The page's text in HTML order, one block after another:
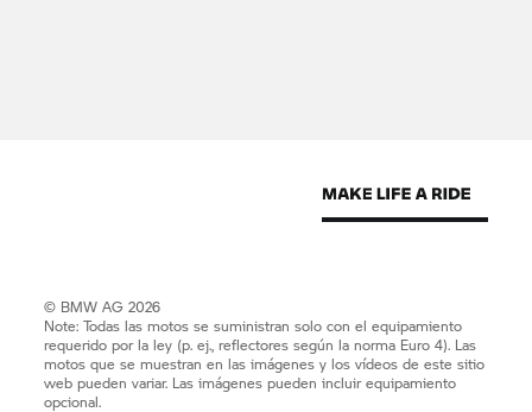
© BMW AG 2026
Note: Todas las motos se suministran solo con el equipamiento
requerido por la ley (p. ej., reflectores según la norma Euro 4). Las
motos que se muestran en las imágenes y los vídeos de este sitio
web pueden variar. Las imágenes pueden incluir equipamiento
opcional.